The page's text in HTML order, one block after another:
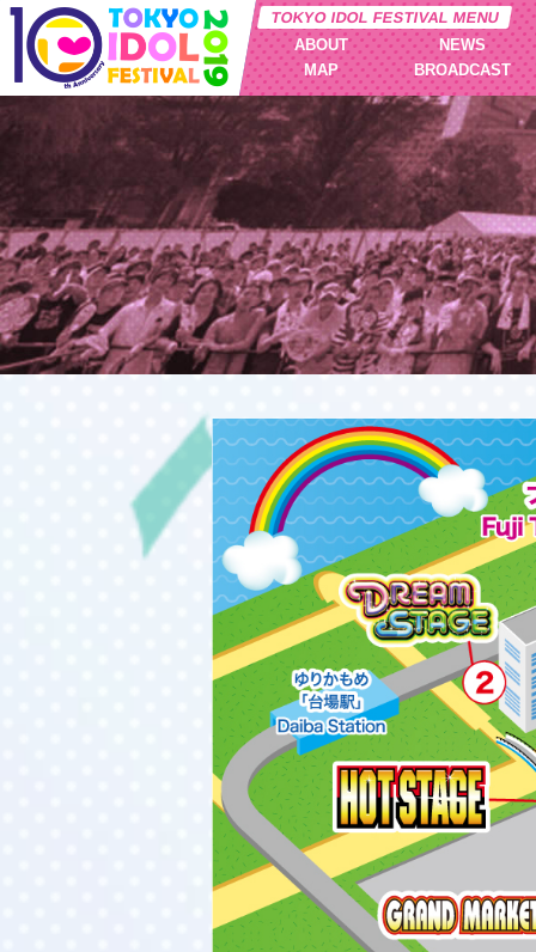
TOKYO IDOL FESTIVAL MENU
ABOUT
NEWS
MAP
BROADCAST